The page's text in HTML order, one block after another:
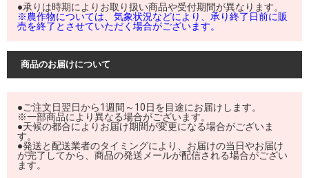
●承りは時期によりお取り扱い商品や受付期間が異なります。
※農作物については、気象状況などにより、承り終了日前に販
売を終了とさせていただく場合がございます。
商品のお届けについて
●ご注文日翌日から1週間～10日を目途にお届けします。
※一部商品により異なる場合がございます。
●天候の都合によりお届け期間が変更になる場合がございま
す。
●発送と配送業者のタイミングにより、お届けの当日やお届け
が完了してから、商品の発送メールが配信される場合がござい
ます。